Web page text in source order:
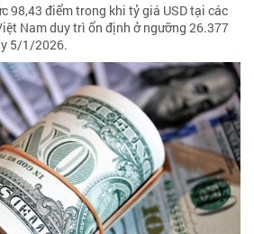
98,43 điểm trong khi tỷ giá USD tại các
Nam duy trì ổn định ở ngưỡng 26.377
5/1/2026.